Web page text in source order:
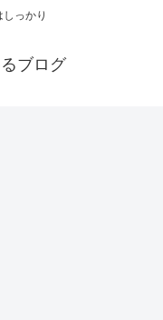
っかり
ブログ